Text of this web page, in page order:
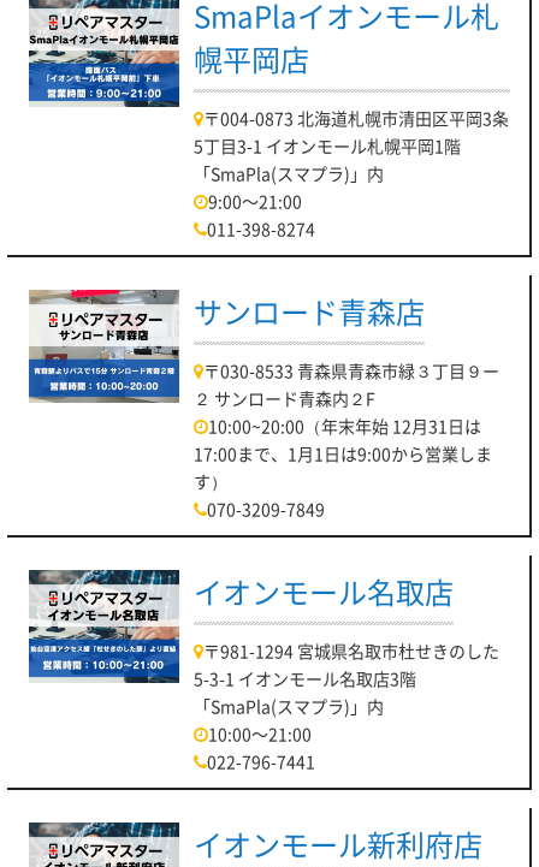
SmaPlaイオンモール札
幌平岡店
〒004-0873 北海道札幌市清田区平岡3条
5丁目3-1 イオンモール札幌平岡1階
「SmaPla(スマプラ)」内
9:00～21:00
011-398-8274
サンロード青森店
〒030-8533 青森県青森市緑３丁目９ー
２ サンロード青森内２F
10:00~20:00（年末年始 12月31日は
17:00まで、1月1日は9:00から営業しま
す）
070-3209-7849
イオンモール名取店
〒981-1294 宮城県名取市杜せきのした
5-3-1 イオンモール名取店3階
「SmaPla(スマプラ)」内
10:00～21:00
022-796-7441
イオンモール新利府店